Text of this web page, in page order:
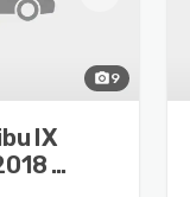
photo_camera9
IX
–